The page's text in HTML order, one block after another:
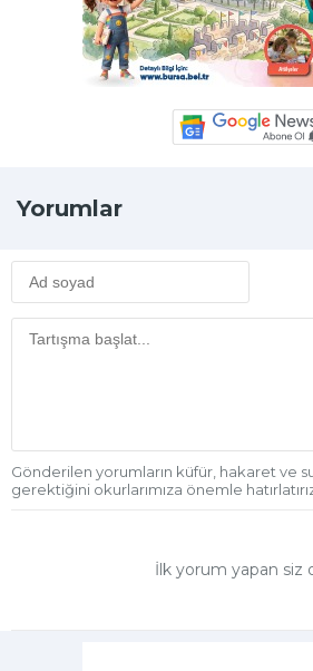
Yorumlar
Gönderilen yorumların küfür, hakaret ve
gerektiğini okurlarımıza önemle
İlk yorum yapan siz